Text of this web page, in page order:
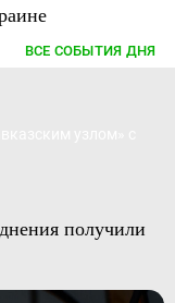
ВСЕ СОБЫТИЯ ДНЯ
получили